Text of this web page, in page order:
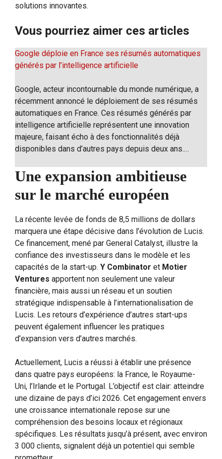
solutions innovantes.
Vous pourriez aimer ces articles
Google déploie en France ses résumés automatiques
générés par l’intelligence artificielle
Google, acteur incontournable du monde numérique, a
récemment annoncé le déploiement de ses résumés
automatiques en France. Ces résumés générés par
intelligence artificielle représentent une innovation
majeure, faisant écho à des fonctionnalités déjà
disponibles dans d’autres pays depuis deux ans.…
Une expansion ambitieuse
sur le marché européen
La récente levée de fonds de 8,5 millions de dollars
marquera une étape décisive dans l’évolution de Lucis.
Ce financement, mené par General Catalyst, illustre la
confiance des investisseurs dans le modèle et les
capacités de la start-up. Y Combinator et Motier
Ventures apportent non seulement une valeur
financière, mais aussi un réseau et un soutien
stratégique indispensable à l’internationalisation de
Lucis. Les retours d’expérience d’autres start-ups
peuvent également influencer les pratiques
d’expansion vers d’autres marchés.
Actuellement, Lucis a réussi à établir une présence
dans quatre pays européens: la France, le Royaume-
Uni, l’Irlande et le Portugal. L’objectif est clair: atteindre
une dizaine de pays d’ici 2026. Cet engagement envers
une croissance internationale repose sur une
compréhension des besoins locaux et régionaux
spécifiques. Les résultats jusqu’à présent, avec environ
3 000 clients, signalent déjà un potentiel qui semble